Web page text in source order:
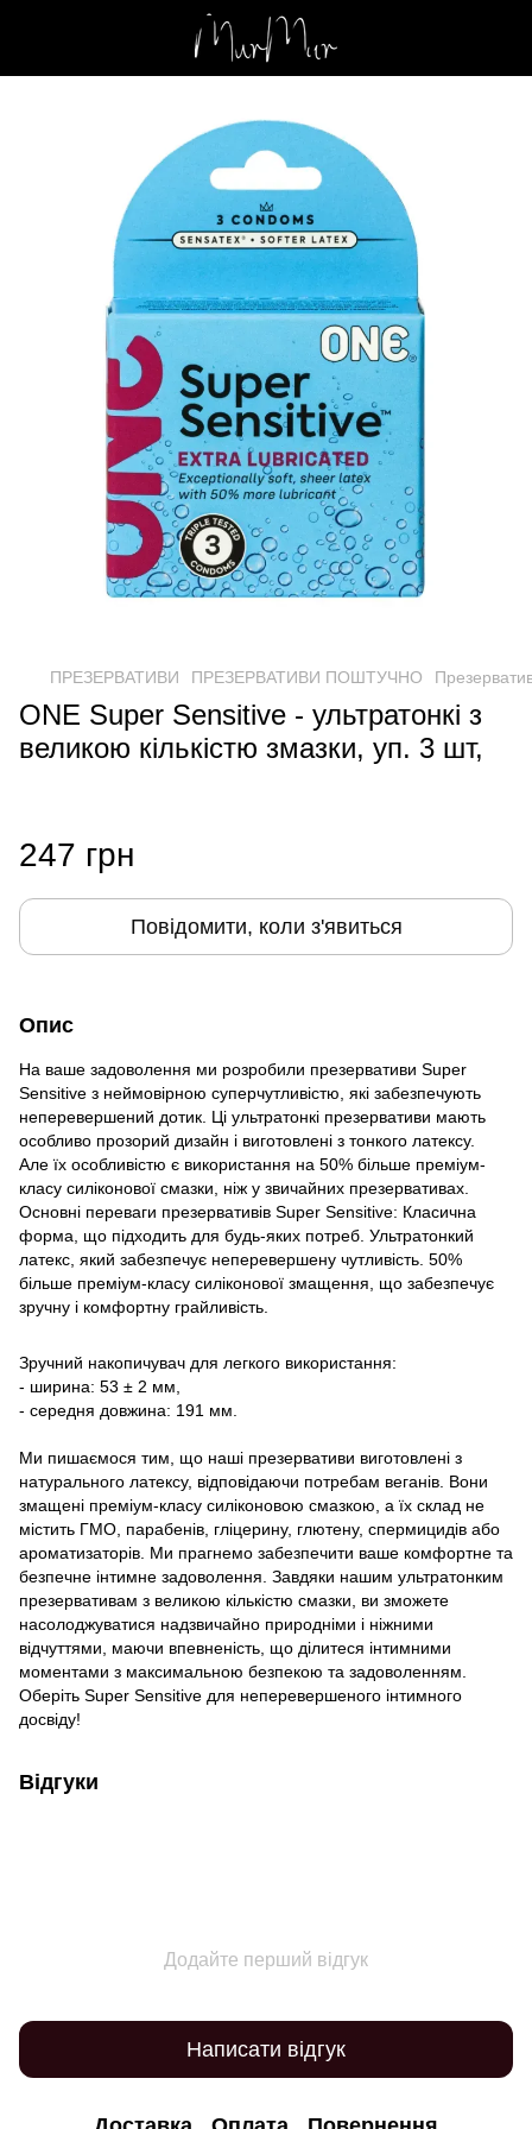
ПРЕЗЕРВАТИВИ ПРЕЗЕРВАТИВИ ПОШТУЧНО
ONE Super Sensitive - ультратонкі з
великою кількістю змазки, уп. 3 шт,
247 грн
Повідомити, коли з'явиться
Опис
На ваше задоволення ми розробили презервативи Super
Sensitive з неймовірною суперчутливістю, які забезпечують
неперевершений дотик. Ці ультратонкі презервативи мають
особливо прозорий дизайн і виготовлені з тонкого латексу.
Але їх особливістю є використання на 50% більше преміум-
класу силіконової смазки, ніж у звичайних презервативах.
Основні переваги презервативів Super Sensitive: Класична
форма, що підходить для будь-яких потреб. Ультратонкий
латекс, який забезпечує неперевершену чутливість. 50%
більше преміум-класу силіконової змащення, що забезпечує
зручну і комфортну грайливість.
Зручний накопичувач для легкого використання:
- ширина: 53 ± 2 мм,
- середня довжина: 191 мм.
Ми пишаємося тим, що наші презервативи виготовлені з
натурального латексу, відповідаючи потребам веганів. Вони
змащені преміум-класу силіконовою смазкою, а їх склад не
містить ГМО, парабенів, гліцерину, глютену, спермицидів або
ароматизаторів. Ми прагнемо забезпечити ваше комфортне та
безпечне інтимне задоволення. Завдяки нашим ультратонким
презервативам з великою кількістю смазки, ви зможете
насолоджуватися надзвичайно природніми і ніжними
відчуттями, маючи впевненість, що ділитеся інтимними
моментами з максимальною безпекою та задоволенням.
Оберіть Super Sensitive для неперевершеного інтимного
досвіду!
Відгуки
Додайте перший відгук
Написати відгук